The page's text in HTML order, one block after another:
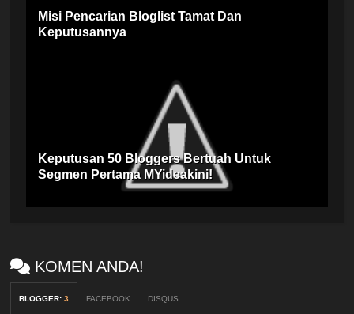
Misi Pencarian Bloglist Tamat Dan
Keputusannya
Keputusan 50 Bloggers Bertuah Untuk
Segmen Pertama MYideakini!
KOMEN ANDA!
BLOGGER:3 FACEBOOK DISQUS